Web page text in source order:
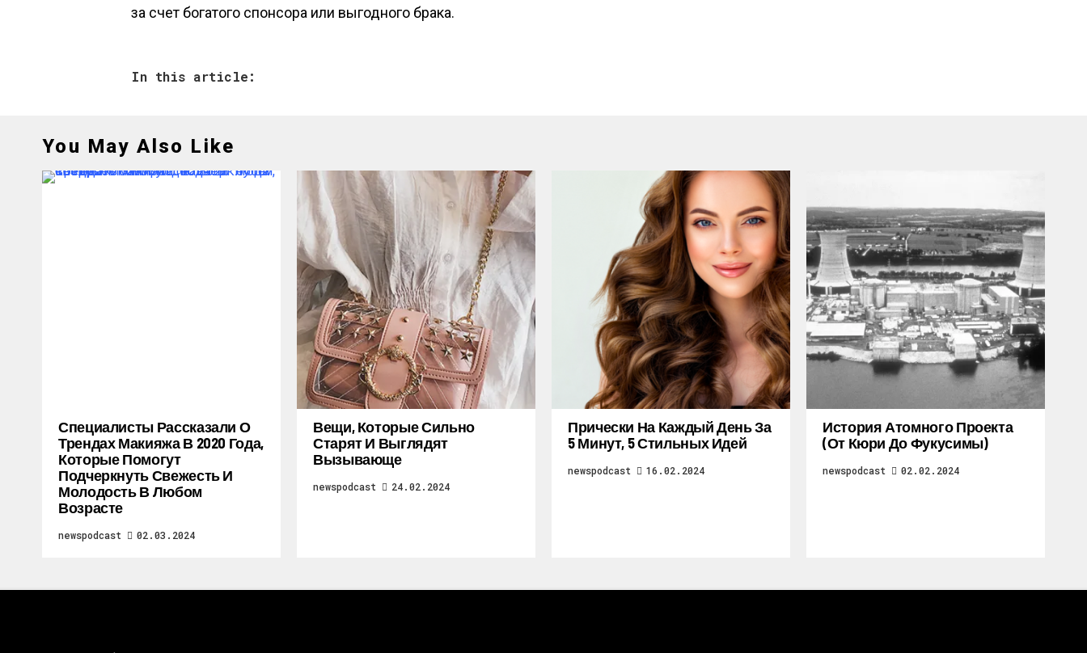
за счет богатого спонсора или выгодного брака.
In this article:
You May Also Like
Специалисты Рассказали О
Трендах Макияжа В 2020 Года,
Которые Помогут
Подчеркнуть Свежесть И
Молодость В Любом
Возрасте
newspodcast 02.03.2024
Вещи, Которые Сильно
Старят И Выглядят
Вызывающе
newspodcast 24.02.2024
Прически На Каждый День За
5 Минут, 5 Стильных Идей
newspodcast 16.02.2024
История Атомного Проекта
(от Кюри До Фукусимы)
newspodcast 02.02.2024